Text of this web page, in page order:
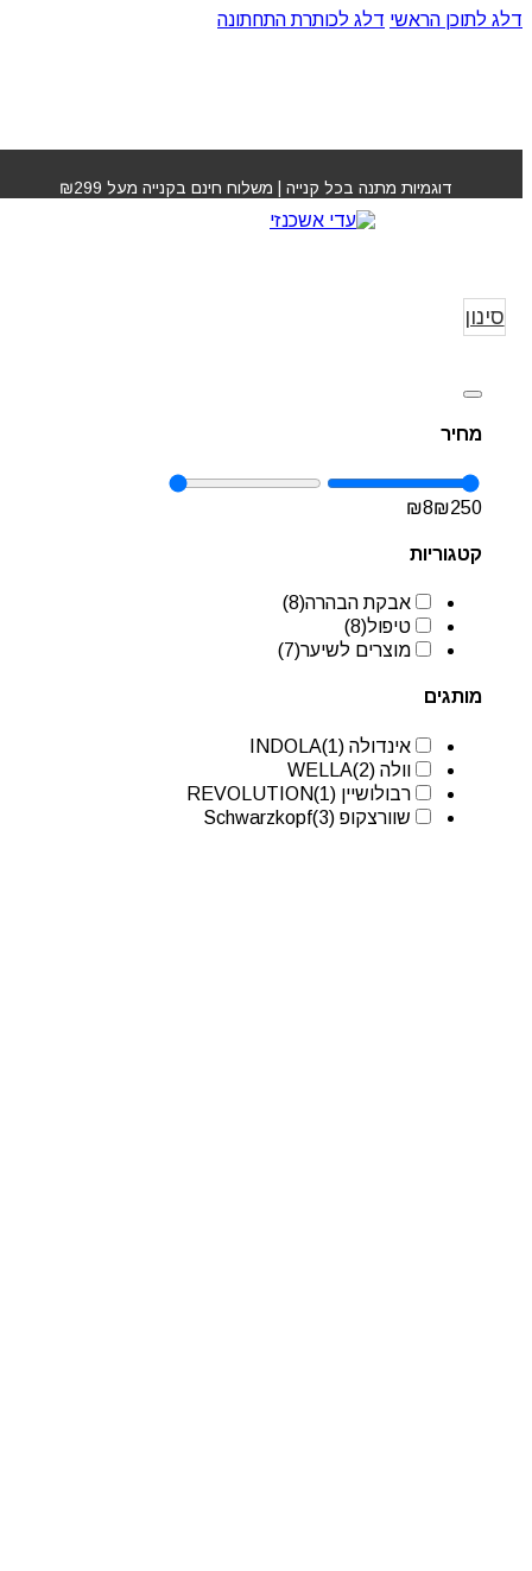
דלג לתוכן הראשי דלג לכותרת התחתונה
דוגמיות מתנה בכל קנייה | משלוח חינם בקנייה מעל ₪299
אבקת הבהרה
סינון
מחיר
₪8₪250
קטגוריות
אבקת הבהרה(8)
טיפול(8)
מוצרים לשיער(7)
מותגים
אינדולה INDOLA(1)
וולה WELLA(2)
רבולושיין REVOLUTION(1)
שוורצקופ Schwarzkopf(3)